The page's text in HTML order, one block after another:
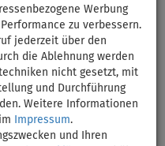
Werbung
zu verbessern.
jederzeit über den
die Ablehnung werden
nicht gesetzt, mit
und Durchführung
Weitere Informationen
Impressum.
und Ihren
9'6" KID -
Up Paddle
+